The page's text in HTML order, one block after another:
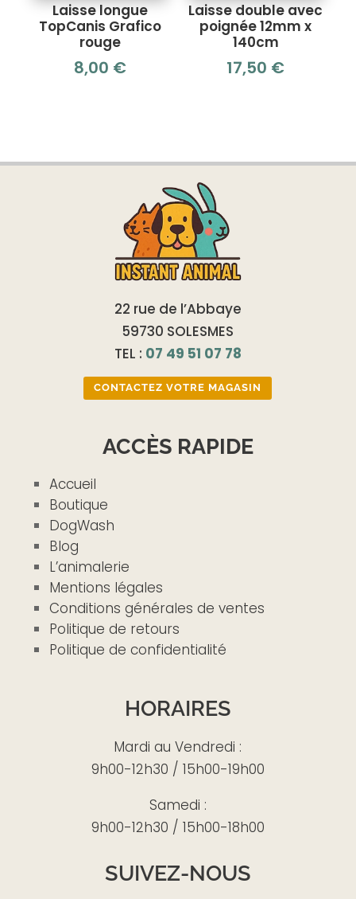
Laisse longue
TopCanis Grafico
rouge
8,00 €
Laisse double avec
poignée 12mm x
140cm
17,50 €
22 rue de l’Abbaye
59730 SOLESMES
TEL : 07 49 51 07 78
CONTACTEZ VOTRE MAGASIN
ACCÈS RAPIDE
Accueil
Boutique
DogWash
Blog
L’animalerie
Mentions légales
Conditions générales de ventes
Politique de retours
Politique de confidentialité
HORAIRES
Mardi au Vendredi :
9h00-12h30 / 15h00-19h00
Samedi :
9h00-12h30 / 15h00-18h00
SUIVEZ-NOUS